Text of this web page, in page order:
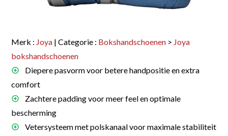
Merk : Joya | Categorie : Bokshandschoenen > Joya
bokshandschoenen
Diepere pasvorm voor betere handpositie en extra
comfort
Zachtere padding voor meer feel en optimale
bescherming
Vetersysteem met polskanaal voor maximale stabiliteit